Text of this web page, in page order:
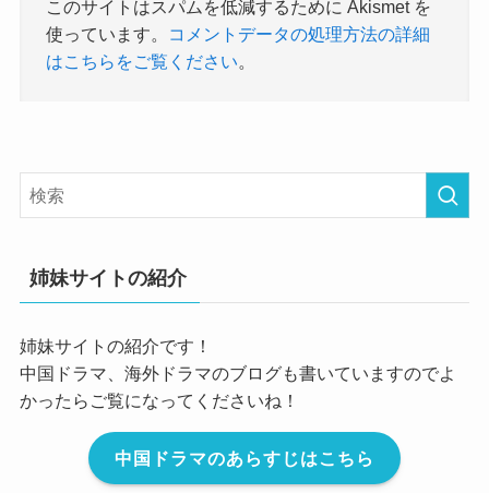
このサイトはスパムを低減するために Akismet を
使っています。
コメントデータの処理方法の詳細
はこちらをご覧ください。
姉妹サイトの紹介
姉妹サイトの紹介です！
中国ドラマ、海外ドラマのブログも書いていますのでよ
かったらご覧になってくださいね！
中国ドラマのあらすじはこちら